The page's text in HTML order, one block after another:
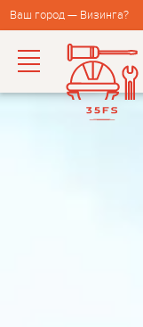
Ваш город — Визинга?